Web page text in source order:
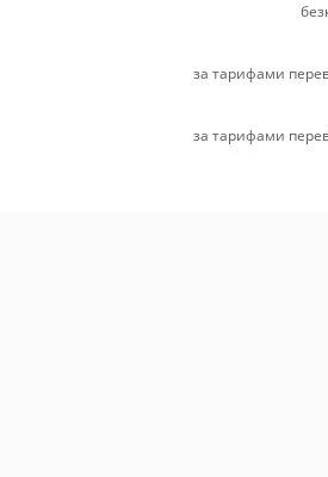
за тарифами
за тарифами